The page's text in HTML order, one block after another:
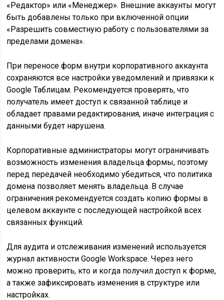
«Редактор» или «Менеджер». Внешние аккаунты могут
быть добавлены только при включенной опции
«Разрешить совместную работу с пользователями за
пределами домена».
При переносе форм внутри корпоративного аккаунта
сохраняются все настройки уведомлений и привязки к
Google Таблицам. Рекомендуется проверять, что
получатель имеет доступ к связанной таблице и
обладает правами редактирования, иначе интеграция с
данными будет нарушена.
Корпоративные администраторы могут ограничивать
возможность изменения владельца формы, поэтому
перед передачей необходимо убедиться, что политика
домена позволяет менять владельца. В случае
ограничения рекомендуется создать копию формы в
целевом аккаунте с последующей настройкой всех
связанных функций.
Для аудита и отслеживания изменений используется
журнал активности Google Workspace. Через него
можно проверить, кто и когда получил доступ к форме,
а также зафиксировать изменения в структуре или
настройках.